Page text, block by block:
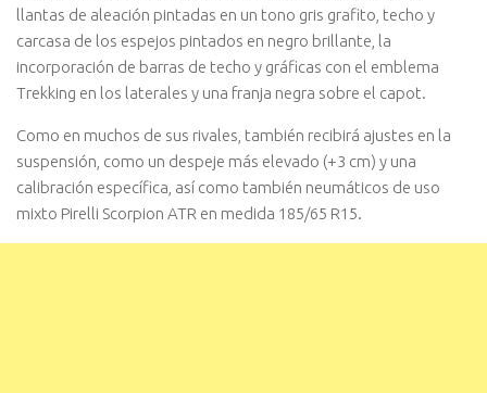
llantas de aleación pintadas en un tono gris grafito, techo y
carcasa de los espejos pintados en negro brillante, la
incorporación de barras de techo y gráficas con el emblema
Trekking en los laterales y una franja negra sobre el capot.
Como en muchos de sus rivales, también recibirá ajustes en la
suspensión, como un despeje más elevado (+3 cm) y una
calibración específica, así como también neumáticos de uso
mixto Pirelli Scorpion ATR en medida 185/65 R15.